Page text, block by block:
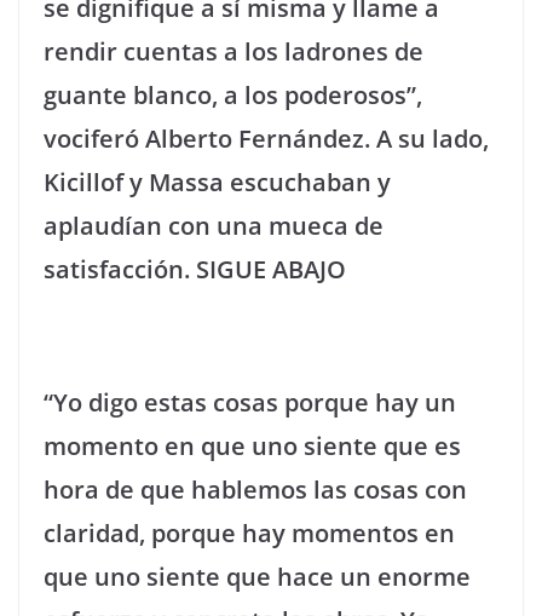
se dignifique a sí misma y llame a
rendir cuentas a los ladrones de
guante blanco, a los poderosos”,
vociferó Alberto Fernández. A su lado,
Kicillof y Massa escuchaban y
aplaudían con una mueca de
satisfacción. SIGUE ABAJO
“Yo digo estas cosas porque hay un
momento en que uno siente que es
hora de que hablemos las cosas con
claridad, porque hay momentos en
que uno siente que hace un enorme